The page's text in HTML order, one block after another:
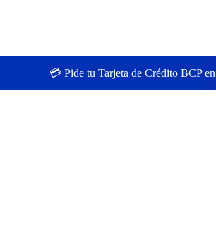
💳 Pide tu Tarjeta de Crédito BCP